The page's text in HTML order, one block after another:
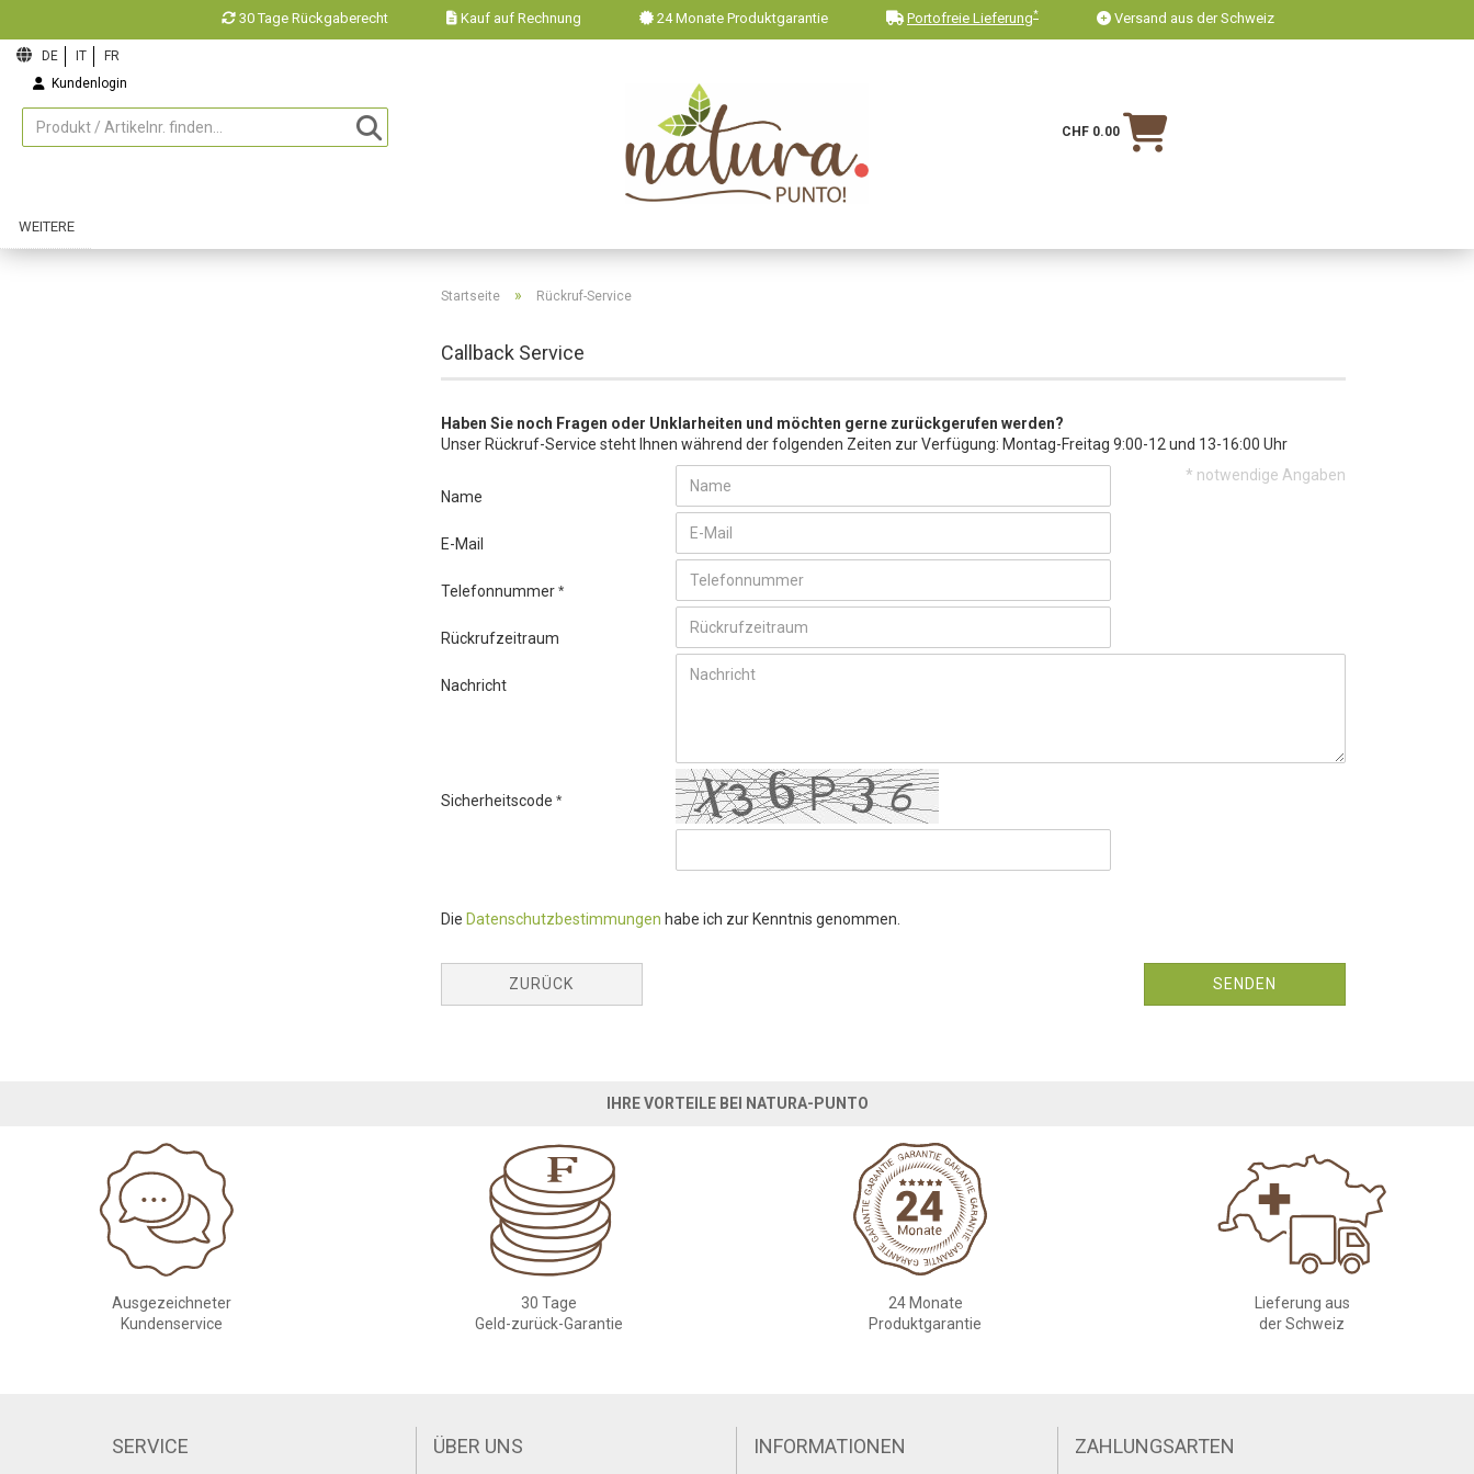
30 Tage Rückgaberecht Kauf auf Rechnung 24 Monate Produktgarantie Portofreie Lieferung* Versand aus der Schweiz
Kundenlogin
CHF 0.00
WEITERE
Startseite » Rückruf-Service
Callback Service
Haben Sie noch Fragen oder Unklarheiten und möchten gerne zurückgerufen werden?
Unser Rückruf-Service steht Ihnen während der folgenden Zeiten zur Verfügung: Montag-Freitag 9:00-12 und 13-16:00 Uhr
* notwendige Angaben
Name
E-Mail
Telefonnummer
Rückrufzeitraum
Nachricht
Sicherheitscode
Die Datenschutzbestimmungen habe ich zur Kenntnis genommen.
ZURÜCK SENDEN
IHRE VORTEILE BEI NATURA-PUNTO
Ausgezeichneter
Kundenservice
30 Tage
Geld-zurück-Garantie
24 Monate
Produktgarantie
Lieferung aus
der Schweiz
SERVICE ÜBER UNS INFORMATIONEN ZAHLUNGSARTEN